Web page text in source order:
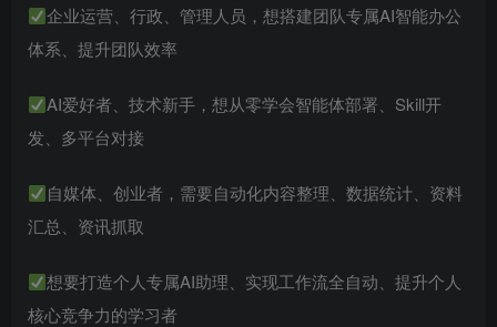
企业运营、行政、管理人员，想搭建团队专属AI智能办公
体系、提升团队效率
AI爱好者、技术新手，想从零学会智能体部署、Skill开
发、多平台对接
自媒体、创业者，需要自动化内容整理、数据统计、资料
汇总、资讯抓取
想要打造个人专属AI助理、实现工作流全自动、提升个人
核心竞争力的学习者